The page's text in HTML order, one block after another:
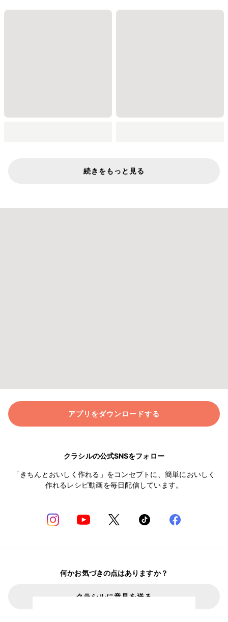
続きをもっと見る
アプリをダウンロードする
クラシルの公式SNSをフォロー
「きちんとおいしく作れる」をコンセプトに、簡単においしく
作れるレシピ動画を毎日配信しています。
何かお気づきの点はありますか？
クラシルに意見を送る